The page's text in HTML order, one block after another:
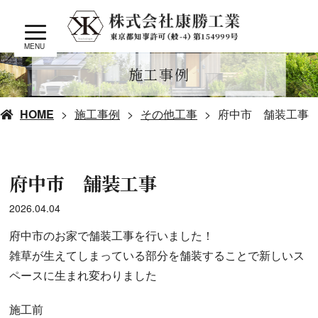
MENU
施工事例
HOME 施工事例 その他工事 府中市 舗装工事
府中市 舗装工事
2026.04.04
府中市のお家で舗装工事を行いました！
雑草が生えてしまっている部分を舗装することで新しいス
ペースに生まれ変わりました
施工前